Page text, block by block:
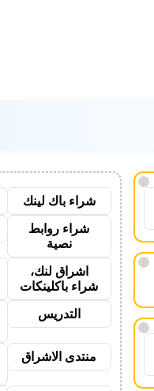
!
!
!
شراء باك لينك
شراء روابط
نصية
اشراق لنك،
شراء باكلينكات
التدريس
منتدى الاشراق